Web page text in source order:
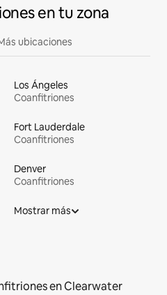
en tu zona
ubicaciones
Los Ángeles
Coanfitriones
Fort Lauderdale
Coanfitriones
Denver
Coanfitriones
Mostrar más
en Clearwater